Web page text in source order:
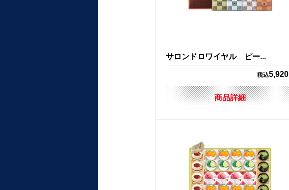
サロンドロワイヤル ピー...
税込5,920
商品詳細